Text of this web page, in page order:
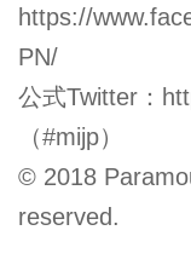
https://
PN/
公式Twitter：
（#mijp）
© 2018
reserved.